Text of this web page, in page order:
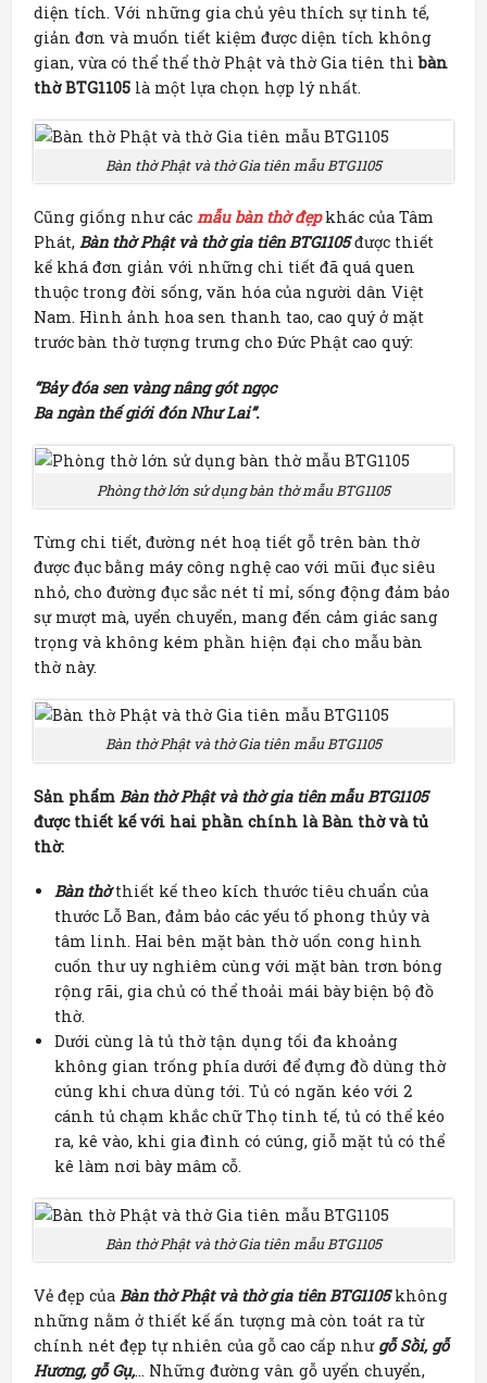
diện tích. Với những gia chủ yêu thích sự tinh tế,
giản đơn và muốn tiết kiệm được diện tích không
gian, vừa có thể thể thờ Phật và thờ Gia tiên thìbàn
thờ BTG1105 là một lựa chọn hợp lý nhất.
Bàn thờ Phật và thờ Gia tiên mẫu BTG1105
Cũng giống như các mẫu bàn thờ đẹpkhác của Tâm
Phát, Bàn thờ Phật và thờ gia tiên BTG1105được thiết
kế khá đơn giản với những chi tiết đã quá quen
thuộc trong đời sống, văn hóa của người dân Việt
Nam. Hình ảnh hoa sen thanh tao, cao quý ở mặt
trước bàn thờ tượng trưng cho Đức Phật cao quý:
“Bảy đóa sen vàng nâng gót ngọc
Ba ngàn thế giới đón Như Lai”.
Phòng thờ lớn sử dụng bàn thờ mẫu BTG1105
Từng chi tiết, đường nét hoạ tiết gỗ trên bàn thờ
được đục bằng máy công nghệ cao với mũi đục siêu
nhỏ, cho đường đục sắc nét tỉ mỉ, sống động đảm bảo
sự mượt mà, uyển chuyển, mang đến cảm giác sang
trọng và không kém phần hiện đại cho mẫu bàn
thờ này.
Bàn thờ Phật và thờ Gia tiên mẫu BTG1105
Sản phẩm Bàn thờ Phật và thờ gia tiên mẫu BTG1105
được thiết kế với hai phần chính là Bàn thờ và tủ
thờ:
Bàn thờthiết kế theo kích thước tiêu chuẩn của
thước Lỗ Ban, đảm bảo các yếu tố phong thủy và
tâm linh. Hai bên mặt bàn thờ uốn cong hình
cuốn thư uy nghiêm cùng với mặt bàn trơn bóng
rộng rãi, gia chủ có thể thoải mái bày biện bộ đồ
thờ.
Dưới cùng là tủ thờ tận dụng tối đa khoảng
không gian trống phía dưới để đựng đồ dùng thờ
cúng khi chưa dùng tới. Tủ có ngăn kéo với 2
cánh tủ chạm khắc chữ Thọ tinh tế, tủ có thể kéo
ra, kê vào, khi gia đình có cúng, giỗ mặt tủ có thể
kê làm nơi bày mâm cỗ.
Bàn thờ Phật và thờ Gia tiên mẫu BTG1105
Vẻ đẹp của Bàn thờ Phật và thờ gia tiên BTG1105không
những nằm ở thiết kế ấn tượng mà còn toát ra từ
chính nét đẹp tự nhiên của gỗ cao cấp như gỗ Sồi, gỗ
Hương, gỗ Gụ,… Những đường vân gỗ uyển chuyển,